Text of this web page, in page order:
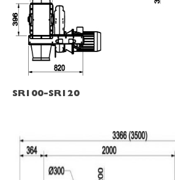
SR100-SR120